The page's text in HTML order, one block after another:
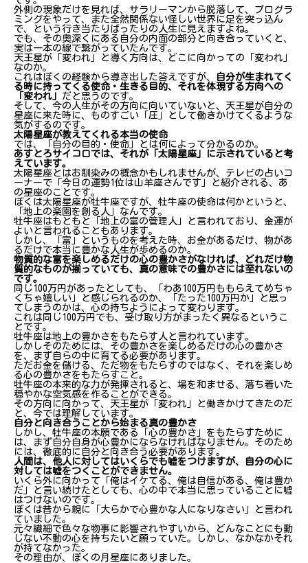
外側の現象だけを見れば、サラリーマンから脱落して、プログラ
ミングをやって、また全然関係ない怪しい世界に足を突っ込ん
で、という行き当たりばったりの人生に見えますよね。
でも、その奥深くにある自分の内面の部分と向き合っていくと、
実は一本の線で繋がっていたんです。
天王星が「変われ」と導く方向は、どこに向かっての「変われ」
なのか。
これはぼくの経験から導き出した答えですが、 自分が生まれてく
る時に持ってくる使命・生きる目的、それを体現する方向への
「変われ」 だと思うのです。
そして、今の人生がその方向に向いていないと、天王星が自分の
星座に来た時に、ものすごい「圧」として働きかけてくるような
気がするのです。
太陽星座が教えてくれる本当の使命
では、「自分の目的・使命」とは何によって分かるのか。
あすとろサイコロでは、それが「太陽星座」に示されていると考
えています。
太陽星座とはお馴染みの概念かもしれませんが、テレビの占いコ
ーナーで「今日の運勢1位は山羊座さんです」と紹介される、あ
の星座のことです。
ぼくは太陽星座が牡牛座ですが、牡牛座の使命は何かというと、
「地上の楽園を創る人」なんです。
牡牛座はもともと「地上の富の管理人」と言われており、金運が
よいと言われることもあります。
しかし、「富」というものを考えた時、お金があるだけ、物があ
るだけで本当に豊かな人生が歩めるのか。
物質的な富を楽しめるだけの心の豊かさがなければ、どれだけ物
質的なものが揃っていても、真の意味での豊かさには至れないの
です。
同じ100万円があったとしても、「わあ100万円ももらえてめちゃ
くちゃ嬉しい」と感じられるのか、「たった100万円か」と思っ
てしまうのかは、心の持ちようによって変わります。
これは同じ100万円でも、受け取り方がまったく異なるというこ
とです。
牡牛座は地上の豊かさをもたらす人と言われています。
しかしそのためには、その豊かさを楽しめるだけの心の豊かさ
を、まず自らの中に育てる必要があります。
ただお金を儲ける、ただ物をもたらすのではなく、それを楽しめ
る心の豊かさをもたらすこと。
牡牛座の本来的な力が発揮されると、場を和ませる、落ち着いた
穏やかな空気感を作ることができる。
その方向に向かって、天王星が「変われ」と働きかけてきたのだ
と、今では理解しています。
自分と向き合うことから始まる真の豊かさ
しかし、牡牛座の本願である「心の豊かさ」をもたらすために
は、まず自分自身が心豊かにならなければなりません。そのため
には、徹底的に自分と向き合う必要があります。
人間は、他人に対してはいくらでも嘘をつけますが、自分の心に
対しては嘘をつくことができません。
いくら外に向かって「俺はイケてる、俺は自信がある、俺は豊か
だ」と言い続けたとしても、心の中で本当に思っていることに嘘
はつけないのです。
ぼくは昔から親に「大らかで心豊かな人になりなさい」と言われ
ていました。
元々繊細で色々な物事に影響されやすいから、どんなことにも動
じない不動の心を持ちたいと願っていた。しかし、なかなかそれ
が持てなかった。
その理由が、ぼくの月星座にありました。